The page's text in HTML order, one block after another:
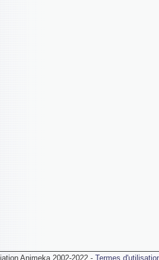
Animeka 2002-2022 - Termes